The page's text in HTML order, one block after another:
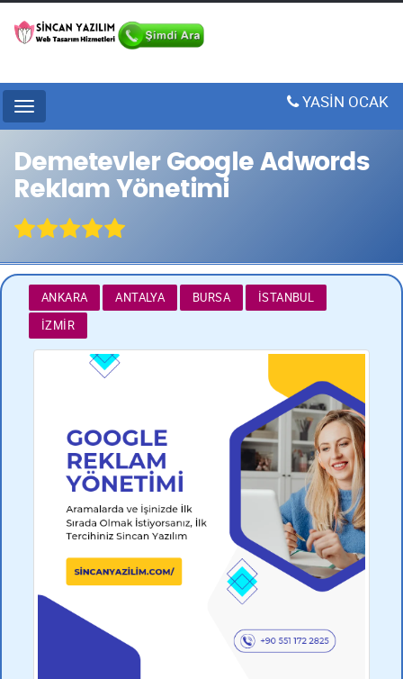
Menu YASİN OCAK
Demetevler Google Adwords
Reklam Yönetimi
ANKARA ANTALYA BURSA
İSTANBUL
İZMIR